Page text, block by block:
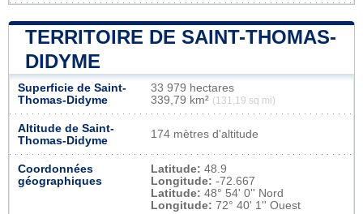
TERRITOIRE DE SAINT-THOMAS-
DIDYME
Superficie de Saint-
Thomas-Didyme
33 979 hectares
339,79 km² (131,19 sq mi)
Altitude de Saint-
Thomas-Didyme
174 mètres d'altitude
Coordonnées
géographiques
Latitude: 48.9
Longitude: -72.667
Latitude: 48° 54' 0'' Nord
Longitude: 72° 40' 1'' Ouest